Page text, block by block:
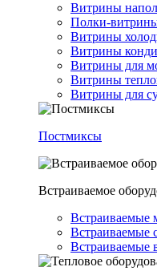
Витрины
Полки-
Витрины
Витрины
Витрины для
Витрины
Витрины для
Постмиксы
Встраиваемое
Встраиваемые
Встраиваемые
Встраиваемые